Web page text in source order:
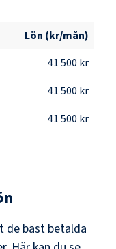
Lön (kr/mån)
41 500 kr
41 500 kr
41 500 kr
de bäst betalda